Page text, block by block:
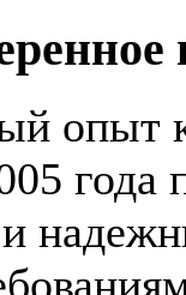
опыт
года